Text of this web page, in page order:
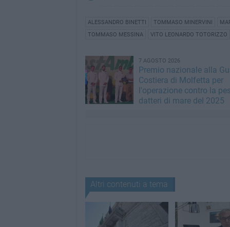
ALESSANDRO BINETTI TOMMASO MINERVINI
TOMMASO MESSINA
VITO LEONARDO TOTORIZZO
7 AGOSTO 2026
Premio nazionale alla
Costiera di Molfetta per
l'operazione contro la
datteri di mare del 2025
Altri contenuti a tema